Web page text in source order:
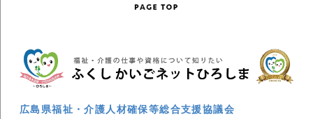
広島県福祉・介護人材確保等総合支援協議会